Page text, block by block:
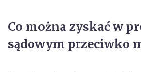
Co można zyskać w
sądowym przeciwko